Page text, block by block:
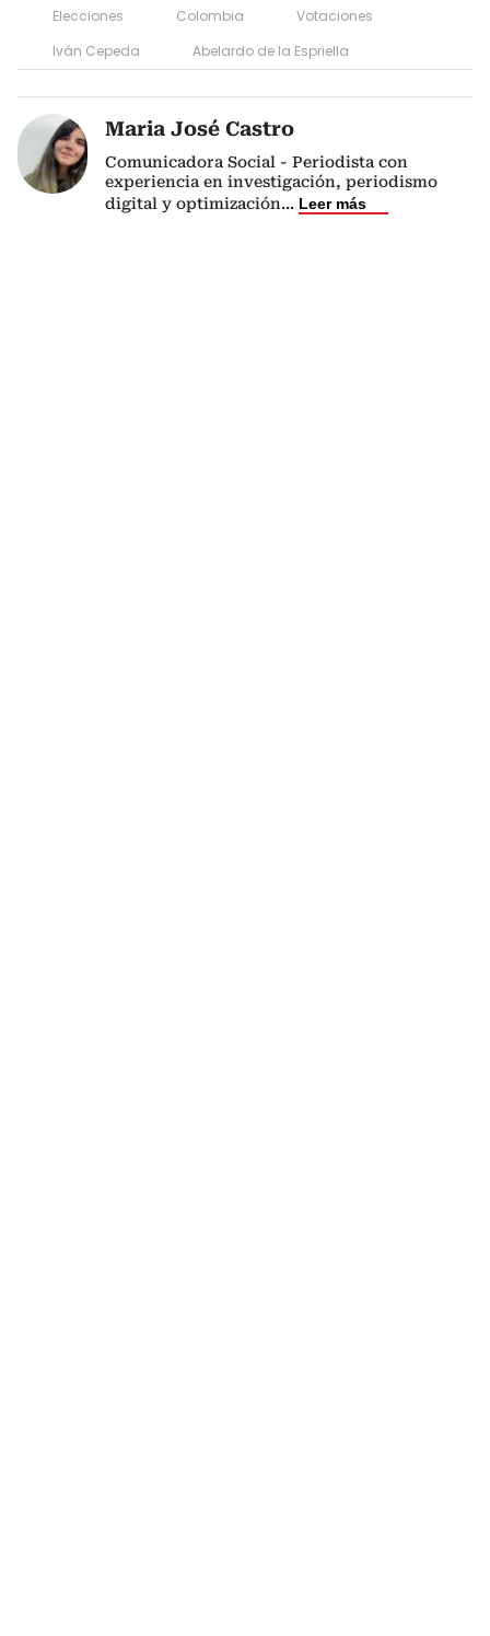
Elecciones Colombia
Votaciones
Iván Cepeda
Abelardo de la Espriella
Maria José Castro
Comunicadora Social - Periodista con
experiencia en investigación, periodismo
digital y optimización... Leer más